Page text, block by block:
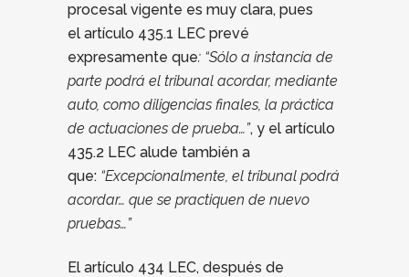
procesal vigente es muy clara, pues
el artículo 435.1 LEC prevé
expresamente que: “Sólo a instancia de
parte podrá el tribunal acordar, mediante
auto, como diligencias finales, la práctica
de actuaciones de prueba…”, y el artículo
435.2 LEC alude también a
que: “Excepcionalmente, el tribunal podrá
acordar… que se practiquen de nuevo
pruebas…”
El artículo 434 LEC, después de